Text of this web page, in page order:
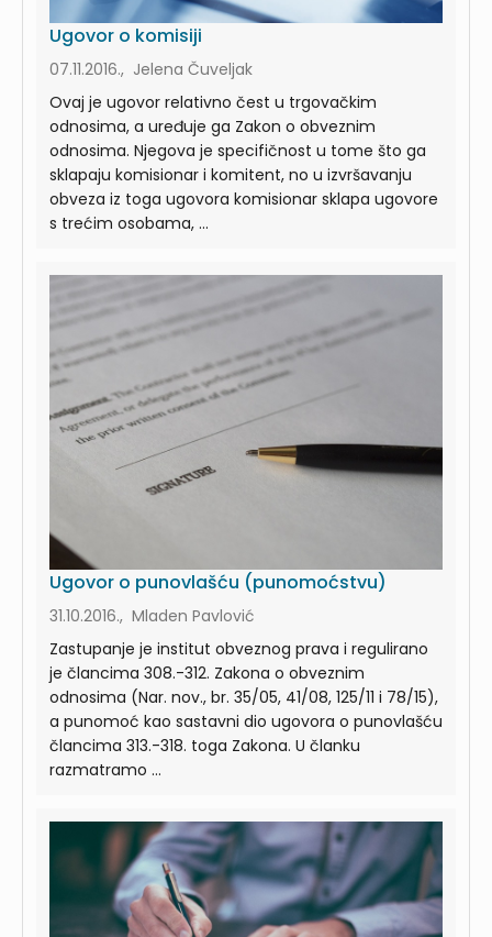
Ugovor o komisiji
07.11.2016., Jelena Čuveljak
Ovaj je ugovor relativno čest u trgovačkim
odnosima, a uređuje ga Zakon o obveznim
odnosima. Njegova je specifičnost u tome što ga
sklapaju komisionar i komitent, no u izvršavanju
obveza iz toga ugovora komisionar sklapa ugovore
s trećim osobama, ...
Ugovor o punovlašću (punomoćstvu)
31.10.2016., Mladen Pavlović
Zastupanje je institut obveznog prava i regulirano
je člancima 308.-312. Zakona o obveznim
odnosima (Nar. nov., br. 35/05, 41/08, 125/11 i 78/15),
a punomoć kao sastavni dio ugovora o punovlašću
člancima 313.-318. toga Zakona. U članku
razmatramo ...